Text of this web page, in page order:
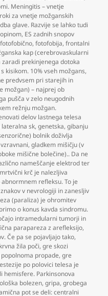
Meningitis – vnetje
za vnetje možganskih
glave. Razvije se lahko tudi
, ES zadnih snopov
fotofobično,fotofobija,frontalni
kap (cerebrovaskularni
prekinjenega dotoka
kisikom. 10% vseh možgans,
predvsem pri starejih in
možgan) – najprej ob
pušča v zelo neugodnih
režnju možgan.
delov lastnega telesa
lateralna sk,genetska,gibanju
bolnik doživlja
,gladkem mišičju (v
mišične bolečine).. Da ne
nameščanje elektrod ter
krč je nalezljiva
refleksu. To je
v nevrologiji in zanesljiv
(paraliza) je ohromitev
o konus kavda sindromu.
intramedularni tumorji in
parapareza z arefleksijo,
Če pa se pojavljajo tako,
žila poči,gre skozi
propade,gre
po polovici telesa je
hemisfere. Parkinsonova
bolezen,gripa,grobega
pot se deli: centralni